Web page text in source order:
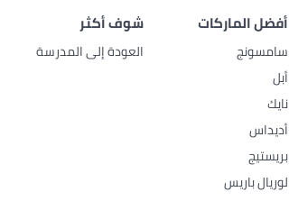
أفضل الماركات
سامسونج
أبل
نايك
أديداس
بريستيج
لوريال باريس
شوف أكثر
العودة إلى المدرسة